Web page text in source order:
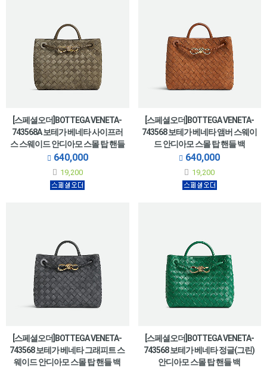
[스페셜오더]BOTTEGA VENETA-
743568A 보테가 베네타 사이프러
스 스웨이드 안디아모 스몰 탑 핸들
백 25CM(766014 동일제품)
640,000
19,200
[스페셜오더]BOTTEGA VENETA-
743568 보테가 베네타 앰버 스웨이
드 안디아모 스몰 탑 핸들 백
25CM(766014 동일제품)
640,000
19,200
[스페셜오더]BOTTEGA VENETA-
743568 보테가 베네타 그래피트 스
웨이드 안디아모 스몰 탑 핸들 백
[스페셜오더]BOTTEGA VENETA-
743568 보테가 베네타 정글(그린)
안디아모 스몰 탑 핸들 백